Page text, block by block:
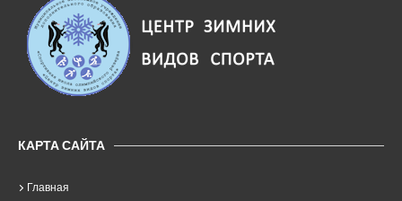
КАРТА САЙТА
Главная